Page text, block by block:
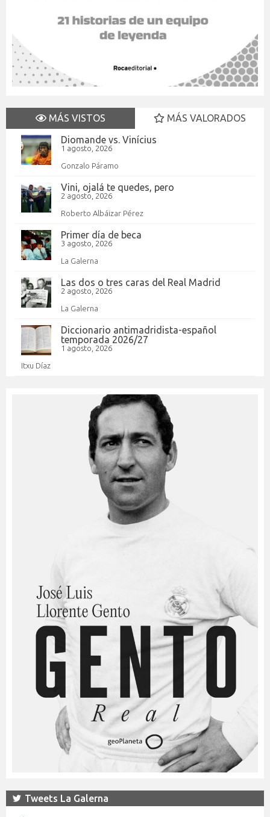
MÁS VISTOS
MÁS VALORADOS
Diomande vs. Vinícius
1 agosto, 2026
Gonzalo Páramo
Vini, ojalá te quedes, pero
2 agosto, 2026
Roberto Albáizar Pérez
Primer día de beca
3 agosto, 2026
La Galerna
Las dos o tres caras del Real Madrid
2 agosto, 2026
La Galerna
Diccionario antimadridista-español
temporada 2026/27
1 agosto, 2026
Itxu Díaz
Tweets La Galerna